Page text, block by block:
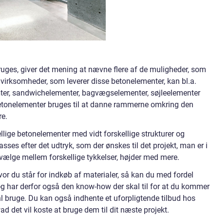
giver det mening at nævne flere af de muligheder, som
som leverer disse betonelementer, kan bl.a.
sandwichelementer, bagvægselementer, søjleelementer
bruges til at danne rammerne omkring den
betonelementer med vidt forskellige strukturer og
efter det udtryk, som der ønskes til det projekt, man er i
mellem forskellige tykkelser, højder med mere.
du står for indkøb af materialer, så kan du med fordel
har derfor også den know-how der skal til for at du kommer
bruge. Du kan også indhente et uforpligtende tilbud hos
det vil koste at bruge dem til dit næste projekt.